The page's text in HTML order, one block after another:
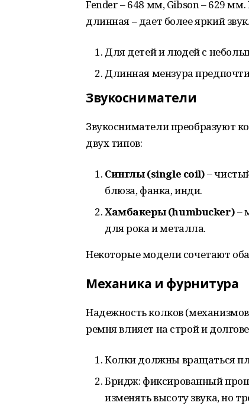
Fender – 648 мм, Gibson – 629
длинная – дает более яркий звук.
Для детей и людей с
Длинная мензура
Звукосниматели
Звукосниматели преобразуют
двух типов:
Синглы (single coil)–
блюза, фанка, инди.
Хамбакеры (humbucker)–
для рока и металла.
Некоторые модели сочетают
Механика и фурнитура
Надежность колков
ремня влияет на строй и
Колки должны вращаться
Бридж: фиксированный
изменять высоту звука, но